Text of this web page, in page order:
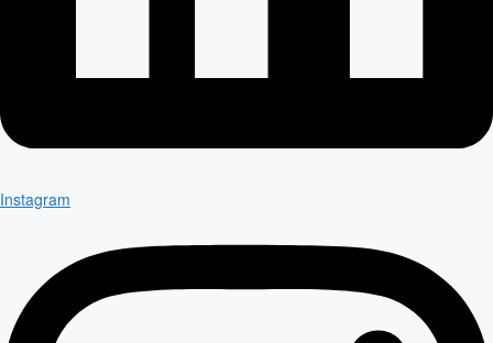
Instagram